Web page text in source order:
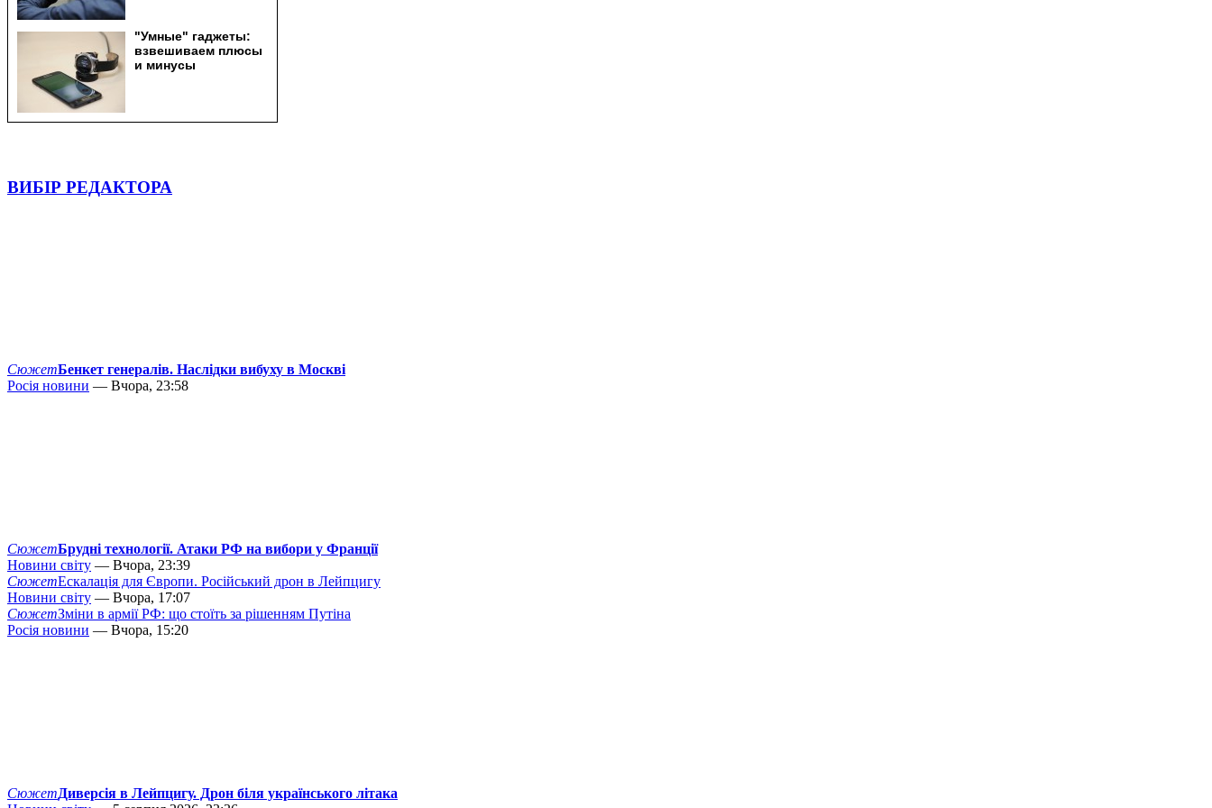
ВИБІР РЕДАКТОРА
СюжетБенкет генералів. Наслідки вибуху в Москві
Росія новини — Вчора, 23:58
СюжетБрудні технології. Атаки РФ на вибори у Франції
Новини світу — Вчора, 23:39
СюжетЕскалація для Європи. Російський дрон в Лейпцигу
Новини світу — Вчора, 17:07
СюжетЗміни в армії РФ: що стоїть за рішенням Путіна
Росія новини — Вчора, 15:20
СюжетДиверсія в Лейпцигу. Дрон біля українського літака